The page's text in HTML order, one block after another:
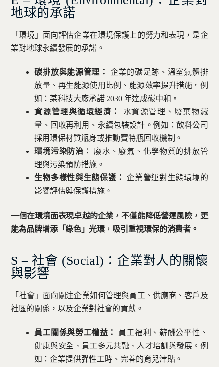
地球的承諾
「環境」面向評估企業在環境保護上的努力和表現，是企
業對地球永續發展的承諾。
碳排放與能源管理：
企業的碳足跡、溫室氣體排
放量、再生能源使用比例、能源效率提升措施。例
如：某科技大廠承諾 2030 年達成碳中和。
資源管理與循環經濟：
水資源管理、廢棄物減
量、回收再利用、永續包裝設計。例如：飲料公司
採用環保材質瓶身或推動寶特瓶回收機制。
環境污染防治：
廢水、廢氣、化學物質的排放管
理與污染預防措施。
生物多樣性與生態保護：
企業營運對生態環境的
影響評估與保護措施。
一個在環境面表現卓越的企業，不僅能降低營運風險，更
能為品牌增添「綠色」光環，吸引重視環保的消費者。
S – 社會 (Social)：企業對人的關懷
與影響
「社會」面向關注企業如何管理與員工、供應商、客戶及
社區的關係，以及企業對社會的貢獻。
員工關係與勞工權益：
員工福利、薪酬公平性、
健康與安全、員工多元共融、人才培訓與發展。例
如：企業提供彈性工時、完善的育兒津貼。